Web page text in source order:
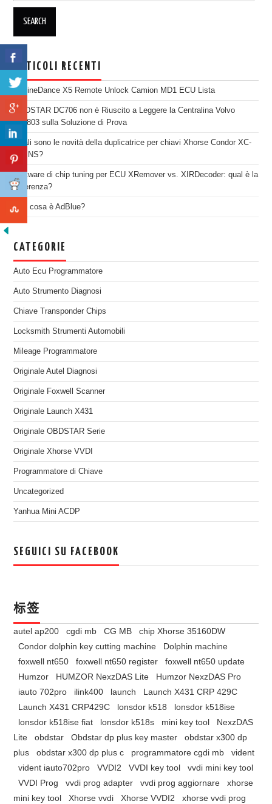
ARTICOLI RECENTI
EngineDance X5 Remote Unlock Camion MD1 ECU Lista
OBDSTAR DC706 non è Riuscito a Leggere la Centralina Volvo
SID803 sulla Soluzione di Prova
Quali sono le novità della duplicatrice per chiavi Xhorse Condor XC-
TWINS?
Software di chip tuning per ECU XRemover vs. XIRDecoder: qual è la
differenza?
Che cosa è AdBlue?
CATEGORIE
Auto Ecu Programmatore
Auto Strumento Diagnosi
Chiave Transponder Chips
Locksmith Strumenti Automobili
Mileage Programmatore
Originale Autel Diagnosi
Originale Foxwell Scanner
Originale Launch X431
Originale OBDSTAR Serie
Originale Xhorse VVDI
Programmatore di Chiave
Uncategorized
Yanhua Mini ACDP
SEGUICI SU FACEBOOK
标签
autel ap200 cgdi mb CG MB
chip Xhorse 35160DW
Condor dolphin key cutting machine
Dolphin machine
foxwell nt650
foxwell nt650 register
foxwell nt650 update
Humzor
HUMZOR NexzDAS Lite
Humzor NexzDAS Pro
iauto 702pro
ilink400 launch
Launch X431 CRP 429C
Launch X431 CRP429C
lonsdor k518
lonsdor k518ise
lonsdor k518ise fiat
lonsdor k518s mini key tool
NexzDAS
Lite
obdstar Obdstar dp plus key master
obdstar x300 dp
plus
obdstar x300 dp plus c programmatore cgdi mb
vident
vident iauto702pro
VVDI2 VVDI key tool
vvdi mini key tool
VVDI Prog
vvdi prog adapter vvdi prog aggiornare
xhorse
mini key tool
Xhorse vvdi Xhorse VVDI2
xhorse vvdi prog